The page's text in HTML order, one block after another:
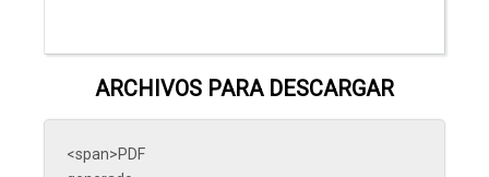
ARCHIVOS PARA DESCARGAR